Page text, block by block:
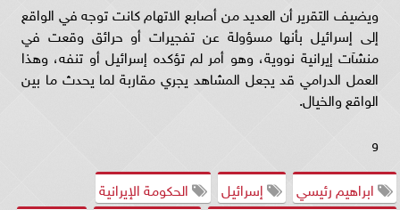
ويضيف التقرير أن العديد من أصابع الاتهام كانت توجه في الواقع
إلى إسرائيل بأنها مسؤولة عن تفجيرات أو حرائق وقعت في
منشآت إيرانية نووية، وهو أمر لم تؤكده إسرائيل أو تنفه، وهذا
العمل الدرامي قد يجعل المشاهد يجري مقاربة لما يحدث ما بين
الواقع والخيال.
و
ابراهيم رئيسي
إسرائيل
الحكومة الإيرانية